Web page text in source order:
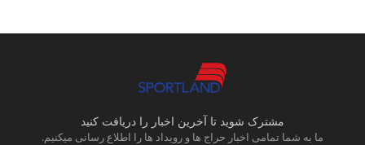
از آنجایی که برای پوشیدن دائم طراحی شده
راحت‌تر است.
مشترک شوید تا آخرین اخبار را دریافت کنید
ما به شما تمامی اخبار حراج ها و رویداد ها را اطلاع رسانی میکنیم.